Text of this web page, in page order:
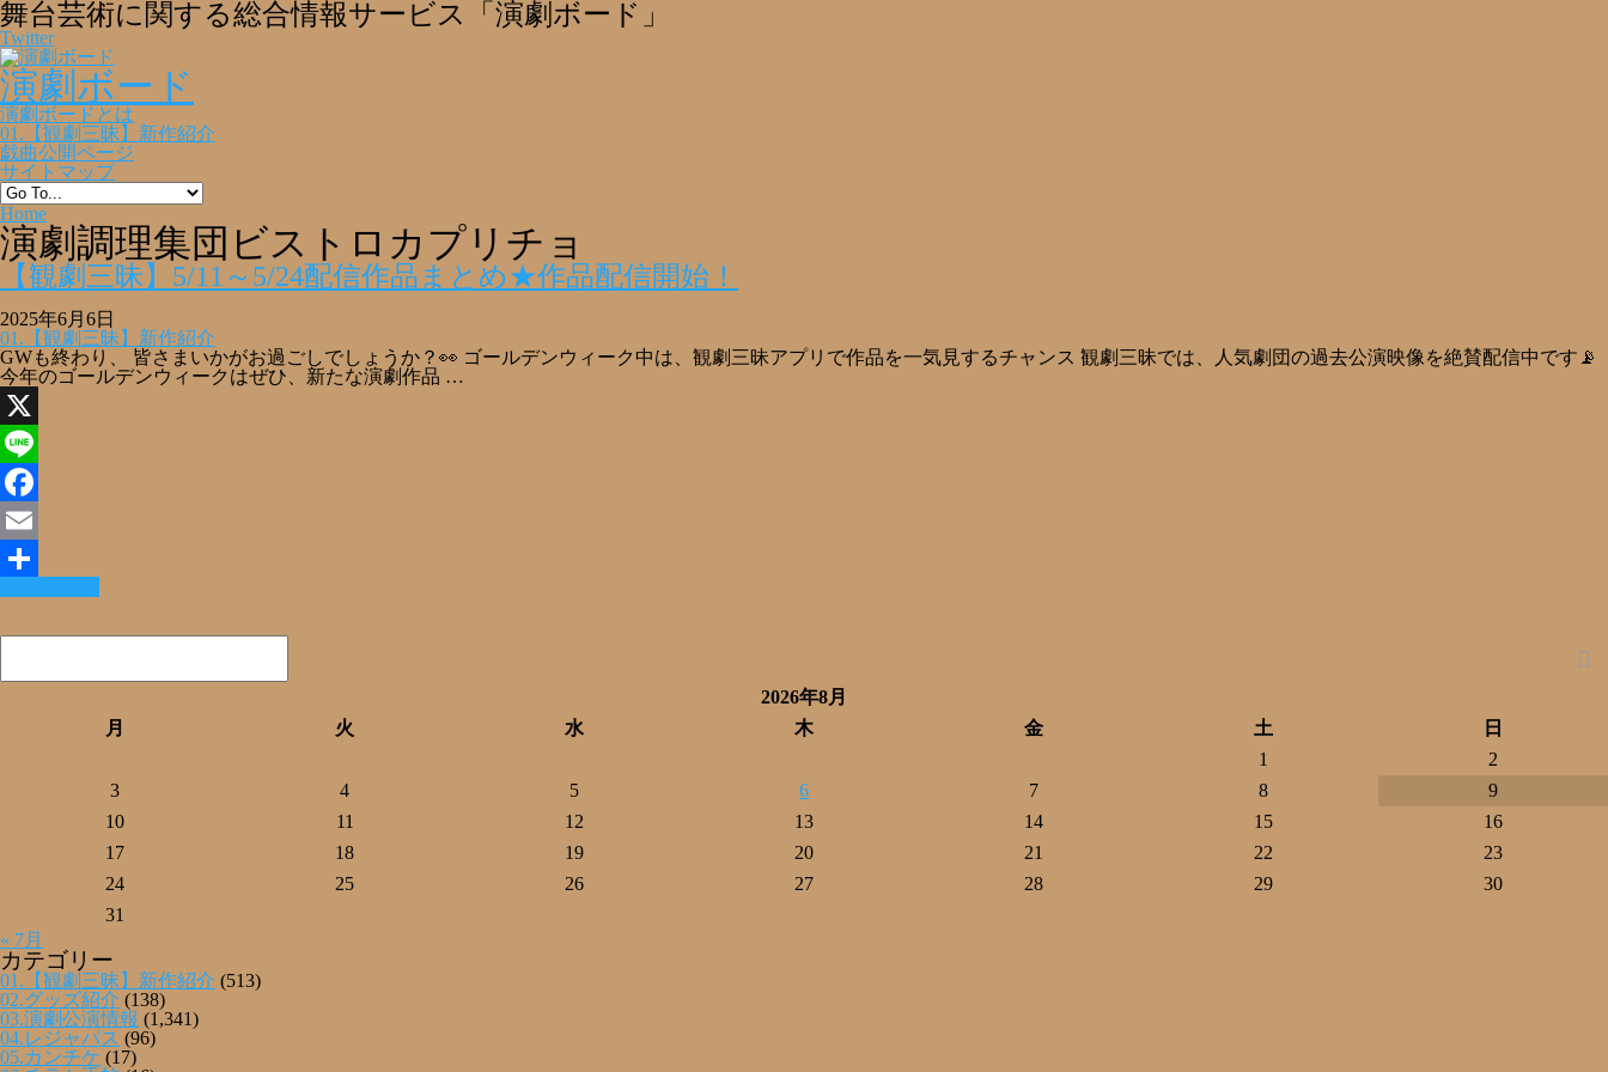
舞台芸術に関する総合情報サービス「演劇ボード」
Twitter
演劇ボード
演劇ボードとは
01.【観劇三昧】新作紹介
戯曲公開ページ
サイトマップ
Home
演劇調理集団ビストロカプリチョ
【観劇三昧】5/11～5/24配信作品まとめ★作品配信開始！
2025年6月6日
01.【観劇三昧】新作紹介
GWも終わり、 皆さまいかがお過ごしでしょうか？👀 ゴールデンウィーク中は、観劇三昧アプリで作品を一気見するチャンス 観劇三昧では、人気劇団の過去公演映像を絶賛配信中です📡
今年のゴールデンウィークはぜひ、新たな演劇作品 …
X
Line
Facebook
Email
共
有
2026年8月
月
火 水 木 金 土
日
1
2
3
4 5 6 7 8
9
10
11 12 13 14 15
16
17
18 19 20 21 22
23
24
25 26 27 28 29
30
31
« 7月
カテゴリー
01.【観劇三昧】新作紹介 (513)
02.グッズ紹介 (138)
03.演劇公演情報 (1,341)
04.レジャパス (96)
05.カンチケ (17)